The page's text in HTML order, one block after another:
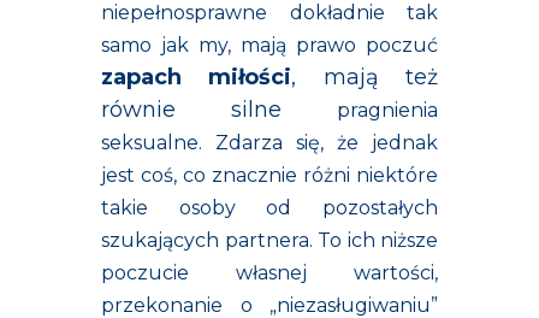
niepełnosprawne dokładnie tak
samo jak my, mają prawo poczuć
zapach miłości,
mają też
równie silne
pragnienia
seksualne. Zdarza się, że jednak
jest coś, co znacznie różni niektóre
takie osoby od pozostałych
szukających partnera. To ich niższe
poczucie własnej wartości,
przekonanie o „niezasługiwaniu”